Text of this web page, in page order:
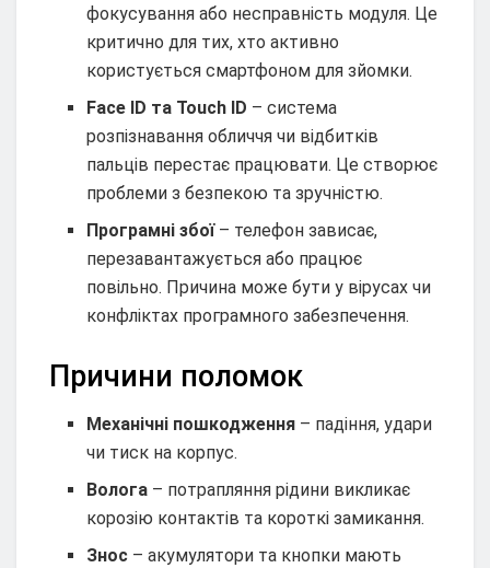
фокусування або несправність модуля. Це
критично для тих, хто активно
користується смартфоном для зйомки.
Face ID та Touch ID – система
розпізнавання обличчя чи відбитків
пальців перестає працювати. Це створює
проблеми з безпекою та зручністю.
Програмні збої– телефон зависає,
перезавантажується або працює
повільно. Причина може бути у вірусах чи
конфліктах програмного забезпечення.
Причини поломок
Механічні пошкодження – падіння, удари
чи тиск на корпус.
Волога – потрапляння рідини викликає
корозію контактів та короткі замикання.
Знос – акумулятори та кнопки мають